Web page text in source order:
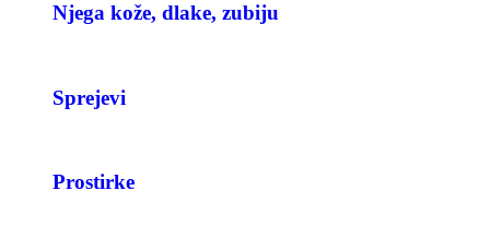
Njega kože, dlake, zubiju
Sprejevi
Prostirke